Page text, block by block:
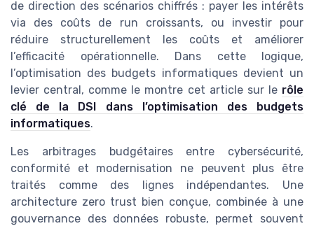
de direction des scénarios chiffrés : payer les intérêts
via des coûts de run croissants, ou investir pour
réduire structurellement les coûts et améliorer
l’efficacité opérationnelle. Dans cette logique,
l’optimisation des budgets informatiques devient un
levier central, comme le montre cet article sur le rôle
clé de la DSI dans l’optimisation des budgets
informatiques.
Les arbitrages budgétaires entre cybersécurité,
conformité et modernisation ne peuvent plus être
traités comme des lignes indépendantes. Une
architecture zero trust bien conçue, combinée à une
gouvernance des données robuste, permet souvent